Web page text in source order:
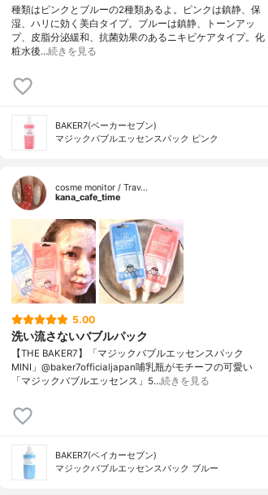
種類はピンクとブルーの2種類あるよ。ピンクは鎮静、保
湿、ハリに効く美白タイプ。ブルーは鎮静、トーンアッ
プ、皮脂分泌緩和、抗菌効果のあるニキビケアタイプ。化
粧水後…続きを見る
BAKER7(ベーカーセブン)
マジックバブルエッセンスパック ピンク
cosme monitor / Trav…
kana_cafe_time
5.00
洗い流さないバブルパック
【THE BAKER7】「マジックバブルエッセンスパック
MINI」@baker7officialjapan哺乳瓶がモチーフの可愛い
「マジックバブルエッセンス」5…続きを見る
BAKER7(ベイカーセブン)
マジックバブルエッセンスパック ブルー